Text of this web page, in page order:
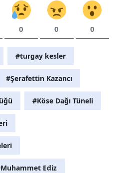
0 0 0
#turgay kesler
#Şerafettin Kazancı
#Köse Dağı Tüneli
Ediz